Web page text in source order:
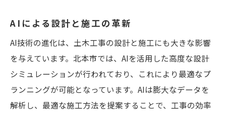
AIによる設計と施工の革新
AI技術の進化は、土木工事の設計と施工にも大きな影響
を与えています。北本市では、AIを活用した高度な設計
シミュレーションが行われており、これにより最適なプ
ランニングが可能となっています。AIは膨大なデータを
解析し、最適な施工方法を提案することで、工事の効率